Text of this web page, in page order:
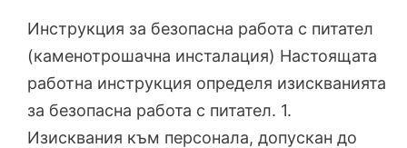
Инструкция за безопасна работа с питател
(каменотрошачна инсталация) Настоящата
работна инструкция определя изискванията
за безопасна работа с питател. 1.
Изисквания към персонала, допускан до